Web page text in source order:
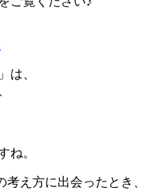
は、
ね。
え方に出会ったとき、